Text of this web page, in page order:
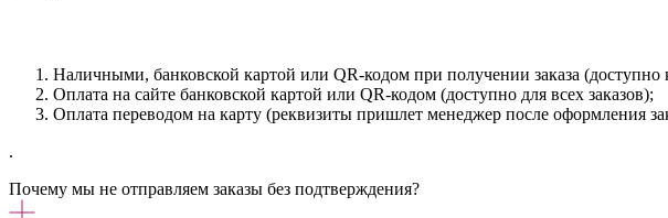
Наличными, банковской картой или QR-кодом при получении заказа (доступно
Оплата на сайте банковской картой или QR-кодом (доступно для всех заказов);
Оплата переводом на карту (реквизиты пришлет менеджер после оформления
.
Почему мы не отправляем заказы без подтверждения?